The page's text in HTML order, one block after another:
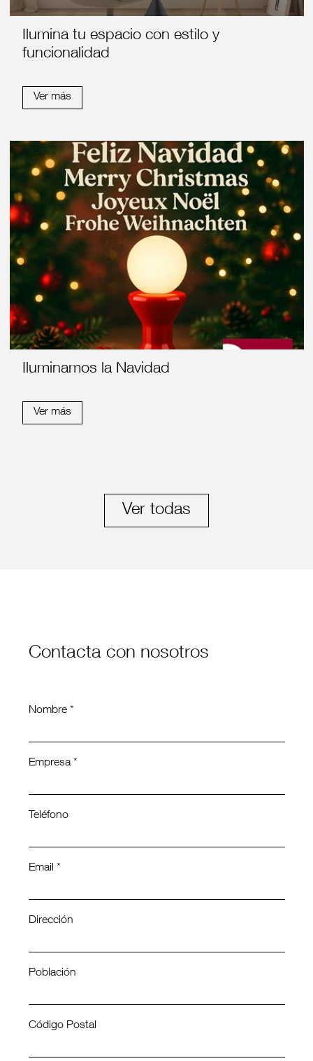
Ilumina tu espacio con estilo y
funcionalidad
Ver más
Iluminamos la Navidad
Ver más
Ver todas
Contacta con nosotros
Nombre *
Empresa *
Teléfono
Email *
Dirección
Población
Código Postal